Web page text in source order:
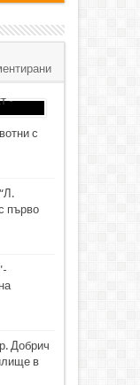
с
първо
Добрич
в